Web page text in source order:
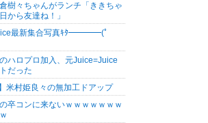
樹々ちゃんがランチ「ききちゃ
から友達ね！」
最新集合写真ｷﾀ━━━━(ﾟ
ハロプロ加入、元Juice=Juice
だった
米村姫良々の無加工ドアップ
卒コンに来ないｗｗｗｗｗｗｗ